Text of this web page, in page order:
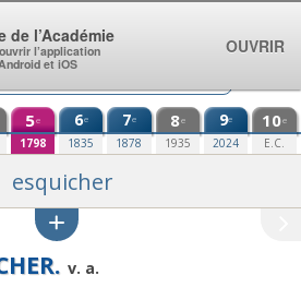
5e
1798
6e
1835
7e
1878
8e
1935
9e
2024
10e
E.C.
esquicher
v. a.
de l’Académie
l’application
et iOS
OUVRIR